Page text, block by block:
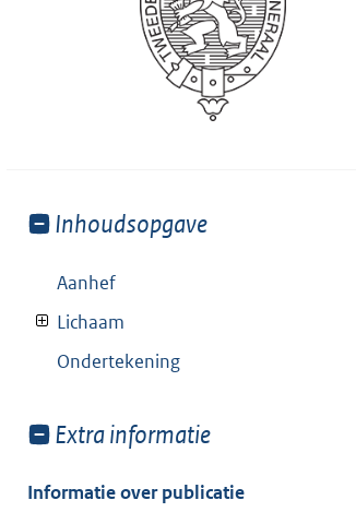
Toon
van:
Inhoudsopgave
Aanhef
Lichaam
Ondertekening
Toon
van:
Extra informatie
Informatie over publicatie